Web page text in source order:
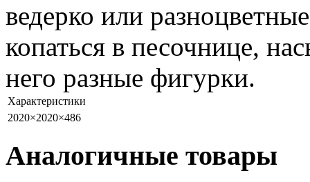
ведерко или
копаться в песочнице,
него разные фигурки.
Характеристики
2020×2020×486
Аналогичные товары